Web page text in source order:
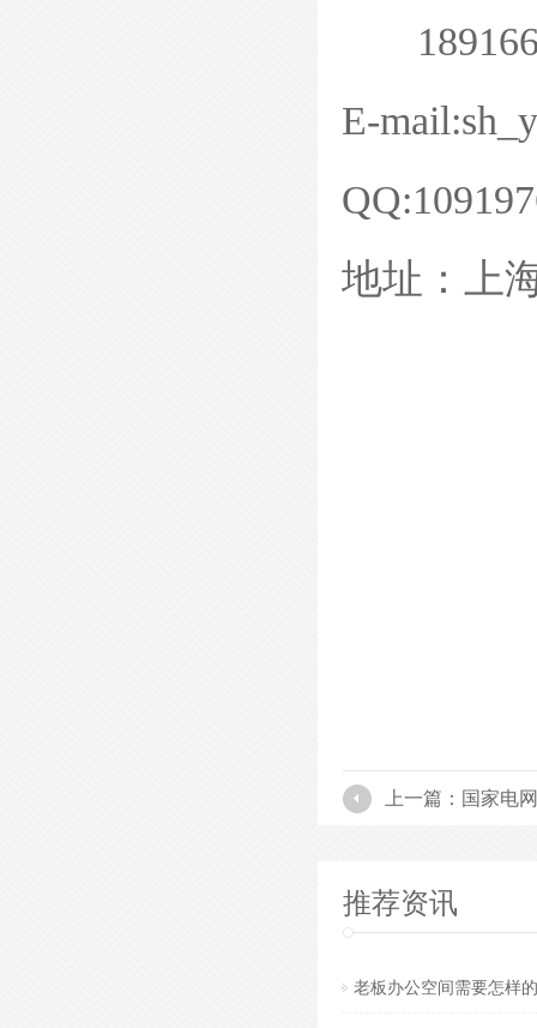
E-
地址：上
上一篇：国家电网
推荐资讯
老板办公空间需要怎样